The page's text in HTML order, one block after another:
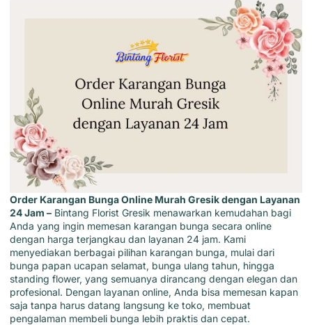
Order Karangan Bunga Online Murah Gresik dengan Layanan
24 Jam – Bintang Florist Gresik menawarkan kemudahan bagi
Anda yang ingin memesan karangan bunga secara online
dengan harga terjangkau dan layanan 24 jam. Kami
menyediakan berbagai pilihan karangan bunga, mulai dari
bunga papan ucapan selamat, bunga ulang tahun, hingga
standing flower, yang semuanya dirancang dengan elegan dan
profesional. Dengan layanan online, Anda bisa memesan kapan
saja tanpa harus datang langsung ke toko, membuat
pengalaman membeli bunga lebih praktis dan cepat.